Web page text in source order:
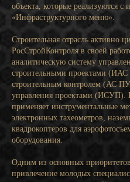
объекта, которые реализуются с
«Инфраструктурного меню».
Строительная отрасль активно
РосСтройКонтроля в своей
аналитическую систему
строительными проектами
строительным контролем (АС
управления проектами (ИСУП).
применяет инструментальные
электронных тахеометров,
квадрокоптеров для
оборудования.
Одним из основных
привлечение молодых